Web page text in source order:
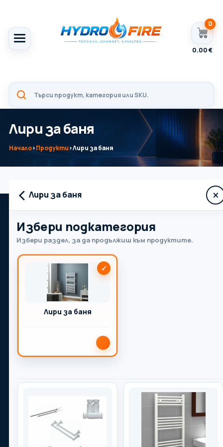
0.00€
0
Лири за баня
Начало›Продукти›Лири за баня
‹ Лири за баня ×
Избери подкатегория
Избери раздел, за да продължиш към продуктите.
Лири за баня
Вашият партньор в света на отоплението,
водопроводите, вентилацията и баните.
0899 35 86 86
Адрес:
store.hydrofire@gmail.com